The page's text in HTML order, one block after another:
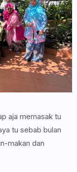
aja memasak tu
tu sebab bulan
makan dan